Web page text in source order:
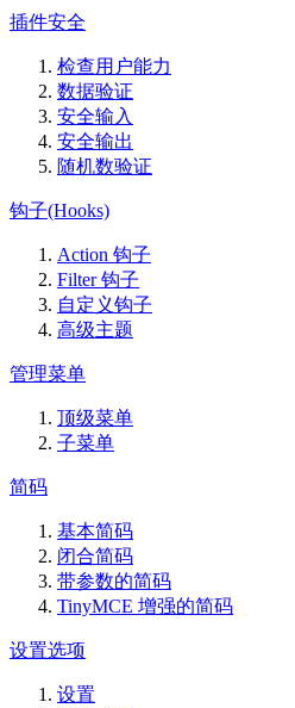
插件安全
检查用户能力
数据验证
安全输入
安全输出
随机数验证
钩子(Hooks)
Action 钩子
Filter 钩子
自定义钩子
高级主题
管理菜单
顶级菜单
子菜单
简码
基本简码
闭合简码
带参数的简码
TinyMCE 增强的简码
设置选项
设置